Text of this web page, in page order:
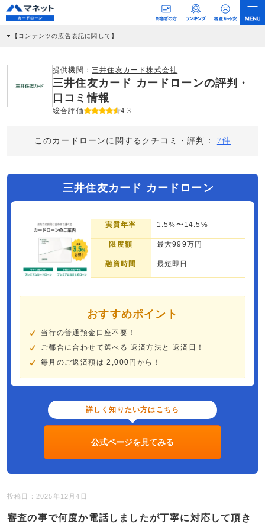
【コンテンツの広告表記に関して】
社に対して企業から紹介報酬が支払われるという収益モデルです。 ただし、特定の
商品を根拠なくPRするものではなく、当編集部の調査／ユーザーへの口コミ収集な
どに基づき、公平性を担保した情報提供を行っています。
提供機関： 三井住友カード株式会社
三井住友カード カードローンの評判・
口コミ情報
総合評価 4.3
このカードローンに関するクチコミ・評判： 7件
三井住友カード カードローン
実質年率 1.5%〜14.5%
限度額 最大999万円
融資時間 最短即日
おすすめポイント
当行の普通預金口座不要！
ご都合に合わせて選べる 返済方法と 返済日！
毎月のご返済額は 2,000円から！
詳しく知りたい方はこちら
公式ページを見てみる
投稿日：2025年12月4日
審査の事で何度か電話しましたが丁寧に対応して頂き